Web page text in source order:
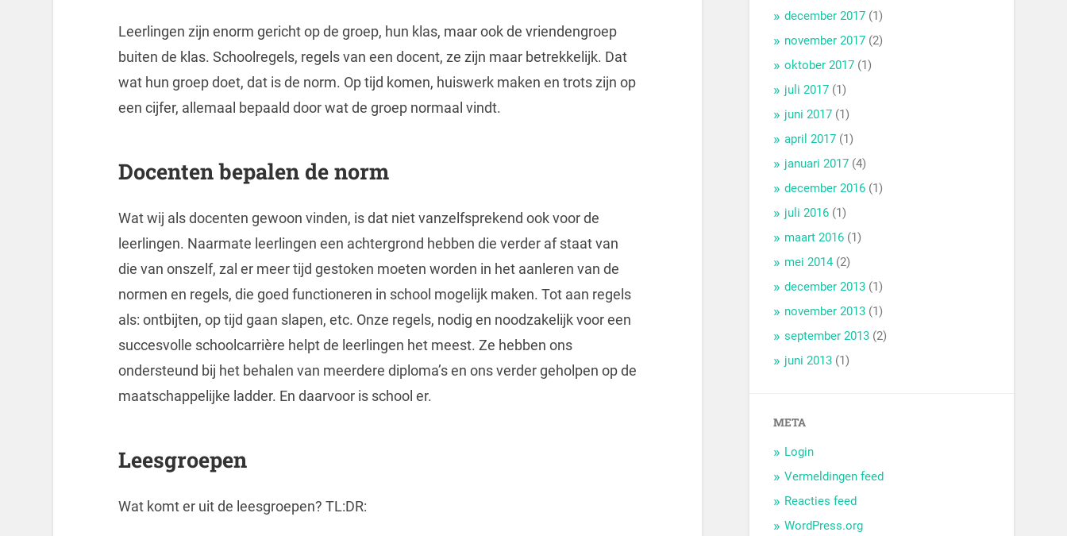
Leerlingen zijn enorm gericht op de groep, hun klas, maar ook de vriendengroep
buiten de klas. Schoolregels, regels van een docent, ze zijn maar betrekkelijk. Dat
wat hun groep doet, dat is de norm. Op tijd komen, huiswerk maken en trots zijn op
een cijfer, allemaal bepaald door wat de groep normaal vindt.
Docenten bepalen de norm
Wat wij als docenten gewoon vinden, is dat niet vanzelfsprekend ook voor de
leerlingen. Naarmate leerlingen een achtergrond hebben die verder af staat van
die van onszelf, zal er meer tijd gestoken moeten worden in het aanleren van de
normen en regels, die goed functioneren in school mogelijk maken. Tot aan regels
als: ontbijten, op tijd gaan slapen, etc. Onze regels, nodig en noodzakelijk voor een
succesvolle schoolcarrière helpt de leerlingen het meest. Ze hebben ons
ondersteund bij het behalen van meerdere diploma’s en ons verder geholpen op de
maatschappelijke ladder. En daarvoor is school er.
Leesgroepen
Wat komt er uit de leesgroepen? TL:DR:
december 2017 (1)
november 2017 (2)
oktober 2017 (1)
juli 2017 (1)
juni 2017 (1)
april 2017 (1)
januari 2017 (4)
december 2016 (1)
juli 2016 (1)
maart 2016 (1)
mei 2014 (2)
december 2013 (1)
november 2013 (1)
september 2013 (2)
juni 2013 (1)
META
Login
Vermeldingen feed
Reacties feed
WordPress.org